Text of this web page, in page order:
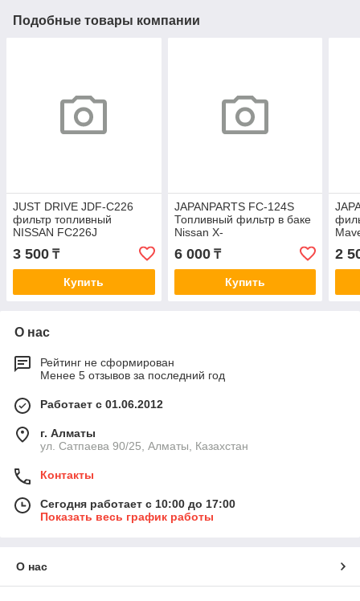
Подобные товары компании
JUST DRIVE JDF-C226
фильтр топливный
NISSAN FC226J
3 500 ₸
Купить
JAPANPARTS FC-124S
Топливный фильтр в баке
Nissan X-
00>
6 000₸
Купить
2
О нас
Рейтинг не сформирован
Менее 5 отзывов за последний год
Работает с 01.06.2012
г. Алматы
ул. Сатпаева 90/25, Алматы, Казахстан
Контакты
Сегодня работает с 10:00 до 17:00
Показать весь график работы
О нас